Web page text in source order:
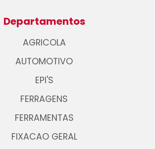
Departamentos
AGRICOLA
AUTOMOTIVO
EPI'S
FERRAGENS
FERRAMENTAS
FIXACAO GERAL